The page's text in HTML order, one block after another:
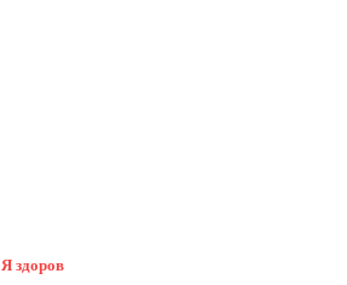
Я здоров